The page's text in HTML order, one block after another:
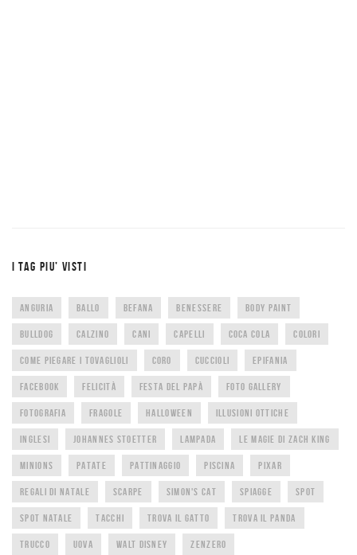
I TAG PIU’ VISTI
ANGURIA BALLO BEFANA BENESSERE BODY PAINT
BULLDOG CALZINO CANI CAPELLI COCA COLA COLORI
COME PIEGARE I TOVAGLIOLI CORO CUCCIOLI EPIFANIA
FACEBOOK FELICITÀ FESTA DEL PAPÀ FOTO GALLERY
FOTOGRAFIA FRAGOLE HALLOWEEN ILLUSIONI OTTICHE
INGLESI JOHANNES STOETTER LAMPADA LE MAGIE DI ZACH KING
MINIONS PATATE PATTINAGGIO PISCINA PIXAR
REGALI DI NATALE SCARPE SIMON'S CAT SPIAGGE SPOT
SPOT NATALE TACCHI TROVA IL GATTO TROVA IL PANDA
TRUCCO UOVA WALT DISNEY ZENZERO